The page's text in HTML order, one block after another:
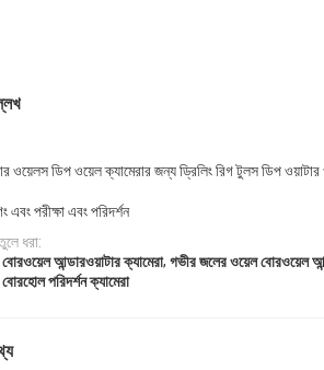
ওয়েলস ডিপ ওয়েল ক্যামেরার জন্য ড্রিলিং রিগ টুলস ডিপ ওয়াটার
এবং পরীক্ষা এবং পরিদর্শন
ধরা:
আন্ডারওয়াটার ক্যামেরা, গভীর জলের ওয়েল বোরওয়েল
পরিদর্শন ক্যামেরা